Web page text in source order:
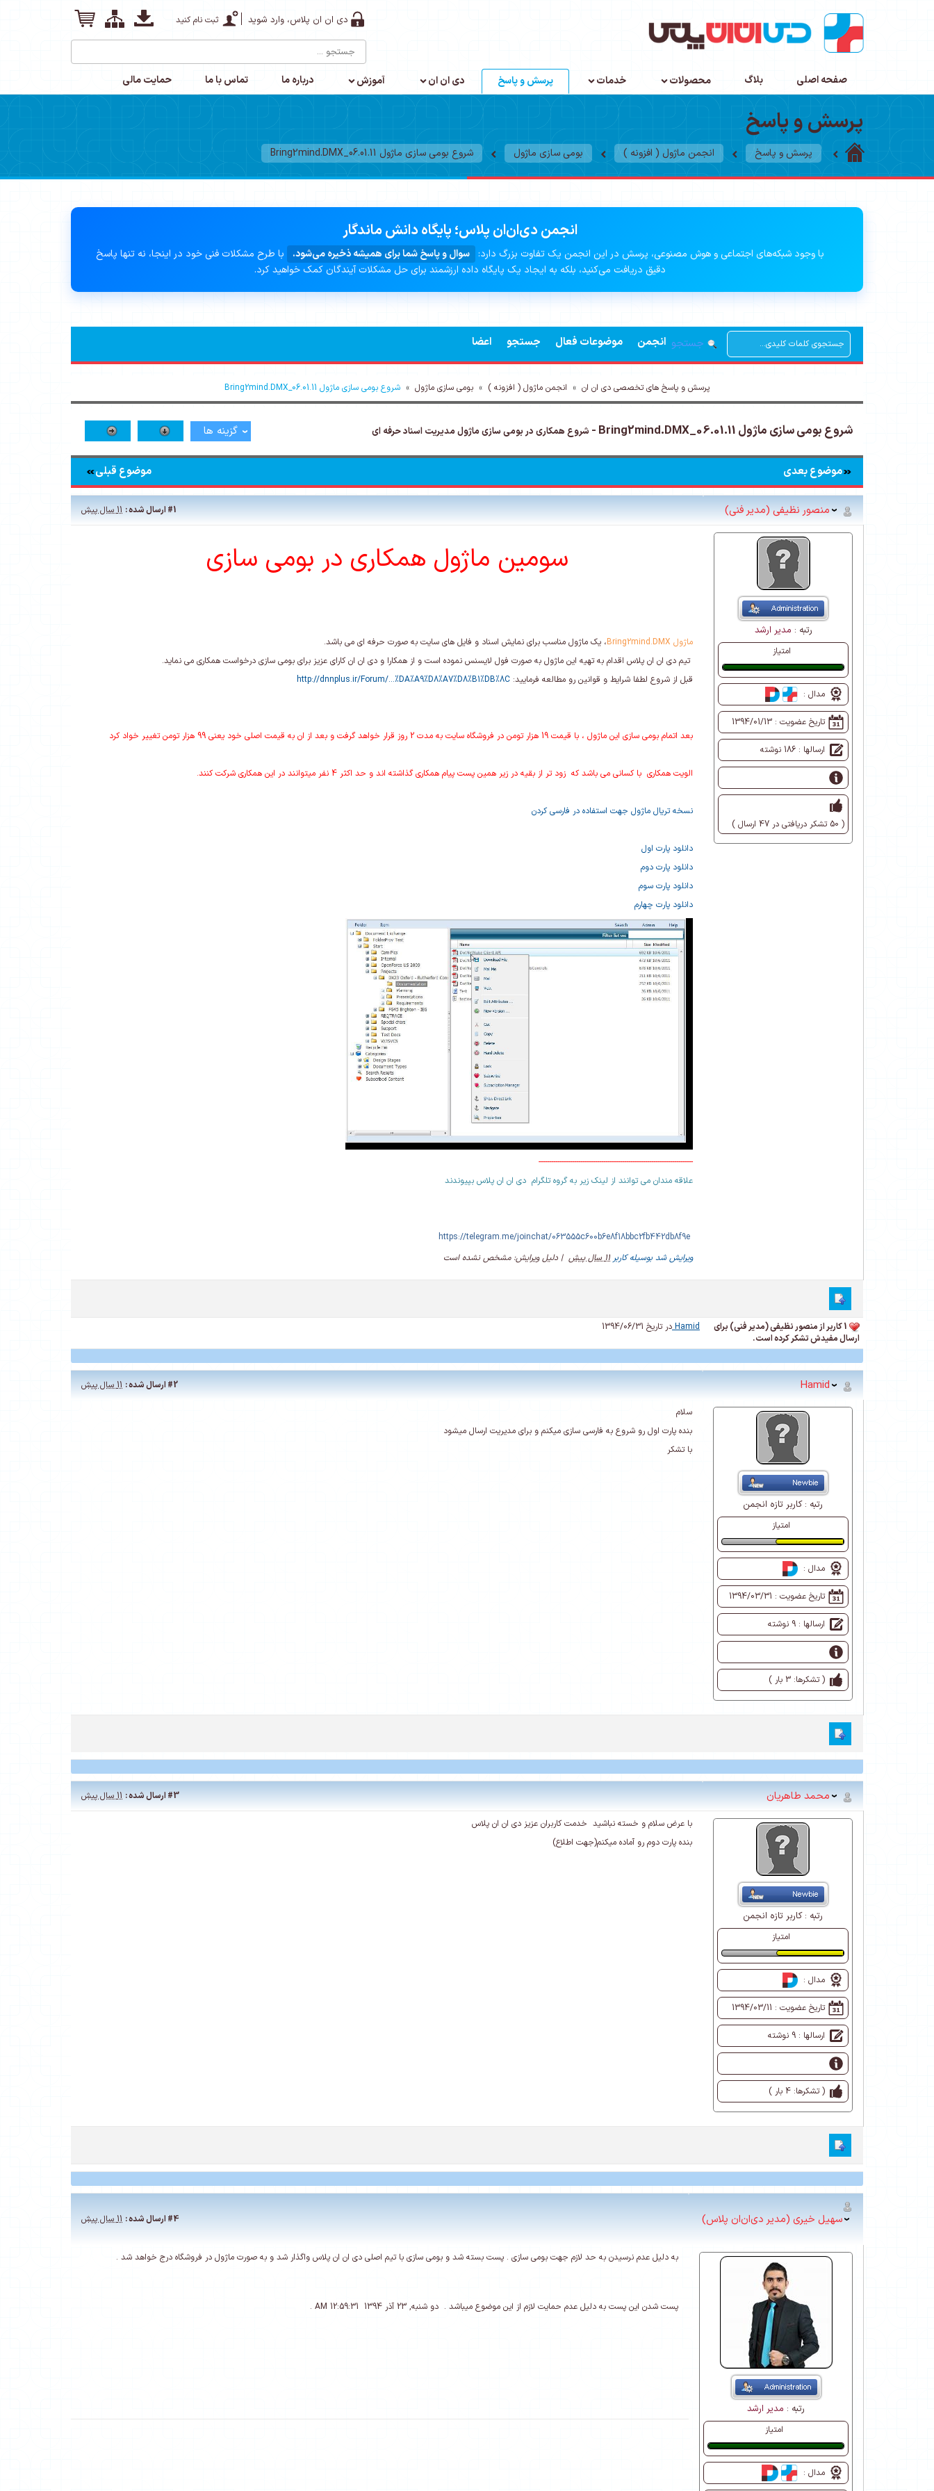
دی ان ان پلاس، وارد شوید ثبت نام کنید
صفحه اصلی بلاگ محصولات خدمات پرسش و پاسخ دی ان ان آموزش درباره ما تماس با ما حمایت مالی
پرسش و پاسخ
پرسش و پاسخ انجمن ماژول ( افزونه ) بومی سازی ماژول شروع بومی سازی ماژول Bring2mind.DMX_06.01.11
انجمن دی‌ان‌ان پلاس؛ پایگاه دانش ماندگار
با وجود شبکه‌های اجتماعی و هوش مصنوعی، پرسش در این انجمن یک تفاوت بزرگ دارد: سوال و پاسخ شما برای همیشه ذخیره می‌شود.
با طرح مشکلات فنی خود در اینجا، نه تنها پاسخ
دقیق دریافت می‌کنید، بلکه به ایجاد یک پایگاه داده ارزشمند برای حل مشکلات آیندگان کمک خواهید کرد.
انجمن موضوعات فعال جستجو اعضا جستجو
پرسش و پاسخ های تخصصی دی ان ان » انجمن ماژول ( افزونه ) » بومی سازی ماژول » شروع بومی سازی ماژول Bring2mind.DMX_06.01.11
شروع بومی سازی ماژول Bring2mind.DMX_06.01.11 - شروع همکاری در بومی سازی ماژول مدیریت اسناد حرفه ای گزینه ها
موضوع قبلی موضوع بعدی
منصور نظیفی (مدیر فنی) #1ارسال شده : 11 سال پیش
رتبه : مدیر ارشد
امتیاز
عالی
مدال :
تاریخ عضویت : 1394/01/13
ارسالها : 186 نوشته
( 50 تشکر دریافتی در 47 ارسال )
سومین ماژول همکاری در بومی سازی
ماژول Bring2mind.DMX
، یک ماژول مناسب برای نمایش اسناد و فایل های سایت به صورت حرفه ای می باشد.
تیم دی ان ان پلاس اقدام به تهیه این ماژول به صورت فول لایسنس نموده است و از همکارا و دی ان ان کارای عزیز برای بومی سازی درخواست همکاری می نماید.
قبل از شروع لطفا شرایط و قوانین رو مطالعه فرمایید: http://dnnplus.ir/Forum/...%DA%A9%D8%A7%D8%B1%DB%8C
بعد اتمام بومی سازی این ماژول ، با قیمت 19 هزار تومن در فروشگاه سایت به مدت 2 روز قرار خواهد گرفت و بعد از ان به قیمت اصلی خود یعنی 99 هزار تومن تغییر خواد کرد
الویت همکاری با کسانی می باشد که زود تر از بقیه در زیر همین پست پیام همکاری گذاشته اند و حد اکثر 4 نفر میتوانند در این همکاری شرکت کنند.
نسخه تریال ماژول جهت استفاده در فارسی کردن
دانلود پارت اول
دانلود پارت دوم
دانلود پارت سوم
دانلود پارت چهارم
--------------------------------------------------------------------------
علاقه مندان می توانند از لینک زیر به گروه تلگرام دی ان ان پلاس بپیوندند
ویرایش شد بوسیله کاربر 11 سال پیش | دلیل ویرایش: مشخص نشده است
1 کاربر از منصور نظیفی (مدیر فنی) برای
ارسال مفیدش تشکر کرده است.
Hamid در تاریخ 1394/06/31
Hamid
#2ارسال شده : 11 سال پیش
رتبه :کاربر تازه انجمن
امتیاز
طبیعی
مدال :
تاریخ عضویت : 1394/03/31
ارسالها : 9 نوشته
( تشکرها: 3 بار )
سلام
بنده پارت اول رو شروع به فارسی سازی میکنم و برای مدیریت ارسال میشود
با تشکر
محمد طاهریان #3ارسال شده : 11 سال پیش
رتبه :کاربر تازه انجمن
امتیاز
طبیعی
مدال :
تاریخ عضویت : 1394/03/11
ارسالها : 9 نوشته
( تشکرها: 4 بار )
با عرض سلام و خسته نباشید خدمت کاربران عزیز دی ان ان پلاس
بنده پارت دوم رو آماده میکنم(جهت اطلاع)
سهیل خیری (مدیر دی‌ان‌ان پلاس) #4 ارسال شده : 11 سال پیش
رتبه : مدیر ارشد
امتیاز
عالی
مدال :
به دلیل عدم نرسیدن به حد لازم جهت بومی سازی . پست بسته شد و بومی سازی با تیم اصلی دی ان ان پلاس واگذار شد و به صورت ماژول در فروشگاه درج خواهد شد .
پست شدن این پست به دلیل عدم حمایت لازم از این موضوع میباشد . دو شنبه, 23 آذر 1394 12:59:31 AM .